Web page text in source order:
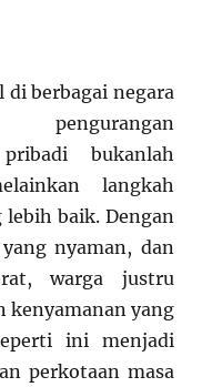
berbagai negara
pengurangan
bukanlah
langkah
baik. Dengan
nyaman, dan
warga justru
kenyamanan yang
ini menjadi
perkotaan masa